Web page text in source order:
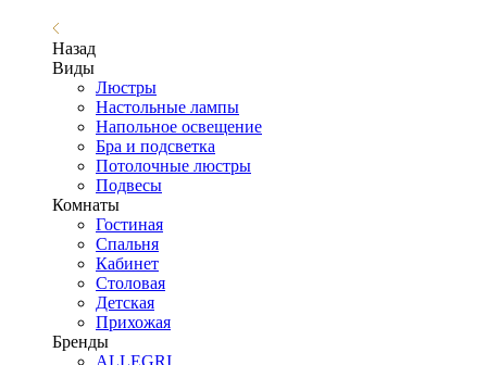
Назад
Виды
Люстры
Настольные лампы
Напольное освещение
Бра и подсветка
Потолочные люстры
Подвесы
Комнаты
Гостиная
Спальня
Кабинет
Столовая
Детская
Прихожая
Бренды
ALLEGRI